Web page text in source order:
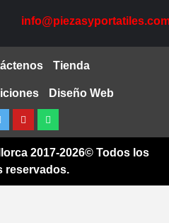
Tienda
Diseño Web
YoutubeWhatsapp
2017-2026© Todos los
reservados.